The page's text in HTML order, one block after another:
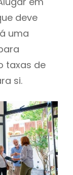
deve
uma
taxas de
si.